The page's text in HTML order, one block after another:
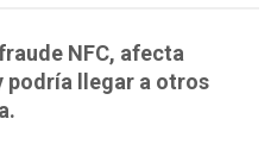
NFC, afecta
podría llegar a otros